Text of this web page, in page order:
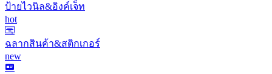
ป้ายไวนิล&อิงค์เจ็ท
hot
ฉลากสินค้า&สติกเกอร์
new